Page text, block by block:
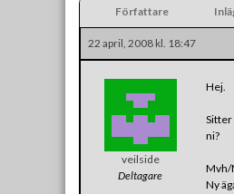
Författare
22 april, 2008 kl. 18:47
veilside
Deltagare
Hej.
Sitter
ni?
Mvh/
Ny